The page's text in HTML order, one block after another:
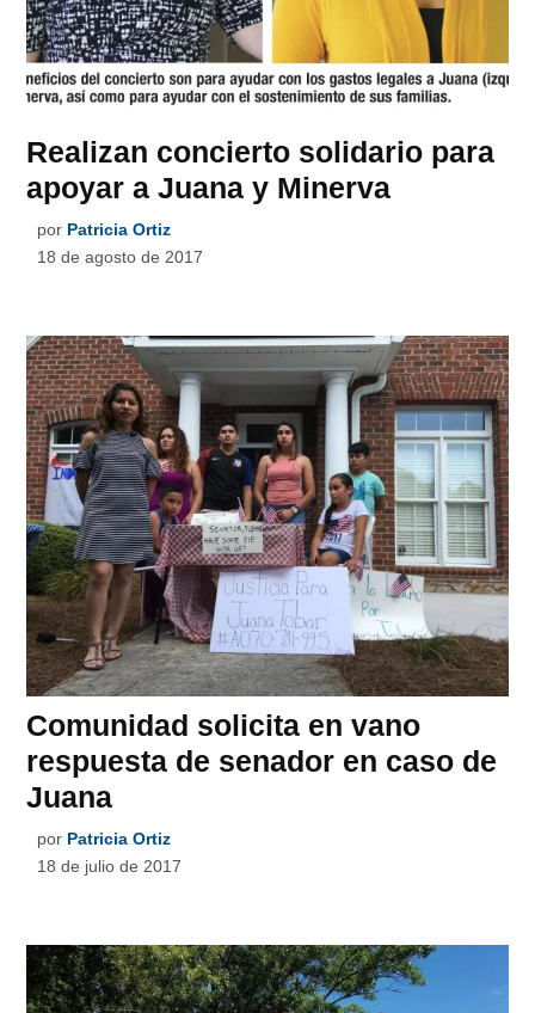
Realizan concierto solidario para
apoyar a Juana y Minerva
por Patricia Ortiz
18 de agosto de 2017
Comunidad solicita en vano
respuesta de senador en caso de
Juana
por Patricia Ortiz
18 de julio de 2017